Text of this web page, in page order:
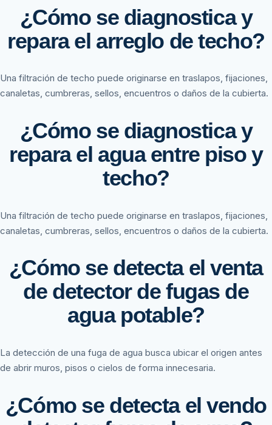
¿Cómo se diagnostica y
repara el arreglo de techo?
Una filtración de techo puede originarse en traslapos, fijaciones,
canaletas, cumbreras, sellos, encuentros o daños de la cubierta.
¿Cómo se diagnostica y
repara el agua entre piso y
techo?
Una filtración de techo puede originarse en traslapos, fijaciones,
canaletas, cumbreras, sellos, encuentros o daños de la cubierta.
¿Cómo se detecta el venta
de detector de fugas de
agua potable?
La detección de una fuga de agua busca ubicar el origen antes
de abrir muros, pisos o cielos de forma innecesaria.
¿Cómo se detecta el vendo